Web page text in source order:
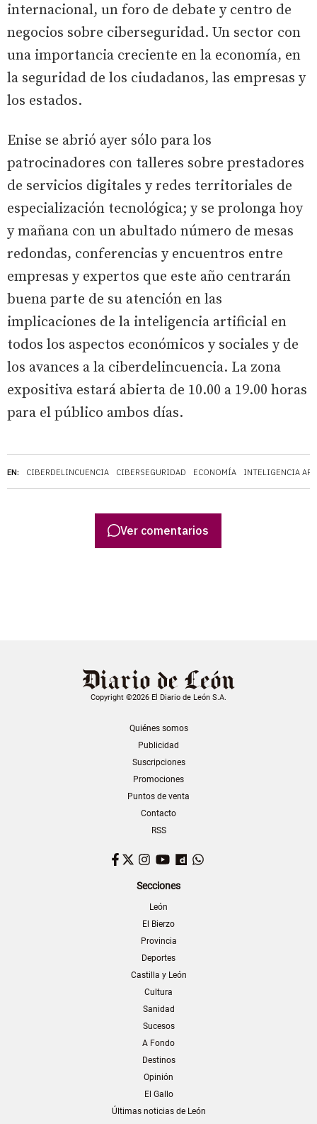
EN: CIBERDELINCUENCIA CIBERSEGURIDAD ECONOMÍA INTELIGENCIA
internacional, un foro de debate y centro de
negocios sobre ciberseguridad. Un sector con
una importancia creciente en la economía, en
la seguridad de los ciudadanos, las empresas y
los estados.
Enise se abrió ayer sólo para los
patrocinadores con talleres sobre prestadores
de servicios digitales y redes territoriales de
especialización tecnológica; y se prolonga hoy
y mañana con un abultado número de mesas
redondas, conferencias y encuentros entre
empresas y expertos que este año centrarán
buena parte de su atención en las
implicaciones de la inteligencia artificial en
todos los aspectos económicos y sociales y de
los avances a la ciberdelincuencia. La zona
expositiva estará abierta de 10.00 a 19.00 horas
para el público ambos días.
Ver comentarios
Copyright ©2026 El Diario de León S.A.
Quiénes somos
Publicidad
Suscripciones
Promociones
Puntos de venta
Contacto
RSS
Facebook
TwitterInstagram
YouTubeDailymotion
Secciones
León
El Bierzo
Provincia
Deportes
Castilla y León
Cultura
Sanidad
Sucesos
A Fondo
Destinos
Opinión
El Gallo
Últimas noticias de León